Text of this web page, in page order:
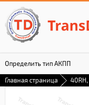
Определить тип АКПП
Гарантия
Главная страница 40RH,